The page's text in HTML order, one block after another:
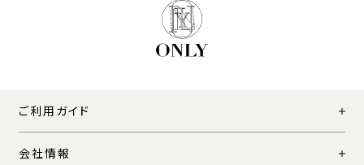
ご利用ガイド
会社情報